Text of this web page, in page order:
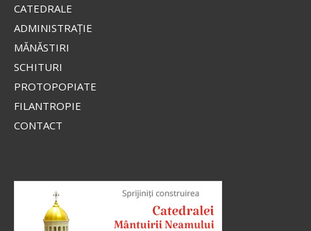
CATEDRALE
ADMINISTRAŢIE
MĂNĂSTIRI
SCHITURI
PROTOPOPIATE
FILANTROPIE
CONTACT